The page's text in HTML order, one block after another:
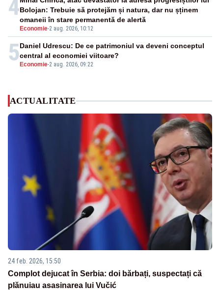
4
Economie-2 aug. 2026, 10:12
Bolojan: Trebuie să protejăm și natura, dar nu șținem
omaneii în stare permanentă de alertă
5 Economie-2 aug. 2026, 09:22
Daniel Udrescu: De ce patrimoniul va deveni conceptul
central al economiei viitoare?
ACTUALITATE
24 feb. 2026, 15:50
Complot dejucat în Serbia: doi bărbați, suspectați că
plănuiau asasinarea lui Vučić